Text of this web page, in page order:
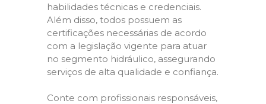
habilidades técnicas e credenciais.
Além disso, todos possuem as
certificações necessárias de acordo
com a legislação vigente para atuar
no segmento hidráulico, assegurando
serviços de alta qualidade e confiança.
Conte com profissionais responsáveis,